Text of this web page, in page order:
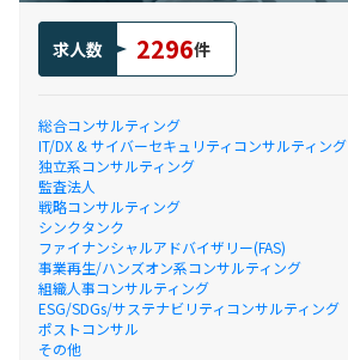
求人数 2296件
総合コンサルティング
IT/DX & サイバーセキュリティコンサルティング
独立系コンサルティング
監査法人
戦略コンサルティング
シンクタンク
ファイナンシャルアドバイザリー(FAS)
事業再生/ハンズオン系コンサルティング
組織人事コンサルティング
ESG/SDGs/サステナビリティコンサルティング
ポストコンサル
その他